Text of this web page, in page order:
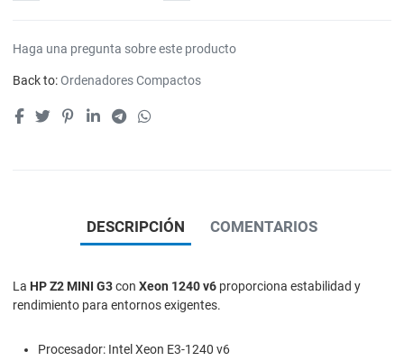
Haga una pregunta sobre este producto
Back to:Ordenadores Compactos
DESCRIPCIÓN COMENTARIOS
La HP Z2 MINI G3con Xeon 1240 v6 proporciona estabilidad y
rendimiento para entornos exigentes.
Procesador: Intel Xeon E3-1240 v6